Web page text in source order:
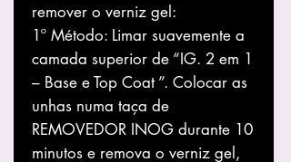
remover o verniz gel:
1º Método: Limar suavemente a
camada superior de “IG. 2 em 1
– Base e Top Coat ”. Colocar as
unhas numa taça de
REMOVEDOR INOG durante 10
minutos e remova o verniz gel,